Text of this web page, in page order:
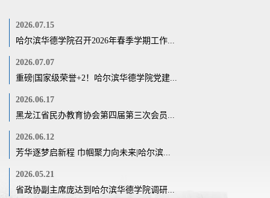
2026.07.15
哈尔滨华德学院召开2026年春季学期工作...
2026.07.07
重磅|国家级荣誉+2！哈尔滨华德学院党建...
2026.06.17
黑龙江省民办教育协会第四届第三次会员...
2026.06.12
芳华逐梦启新程 巾帼聚力向未来|哈尔滨...
2026.05.21
省政协副主席庞达到哈尔滨华德学院调研...